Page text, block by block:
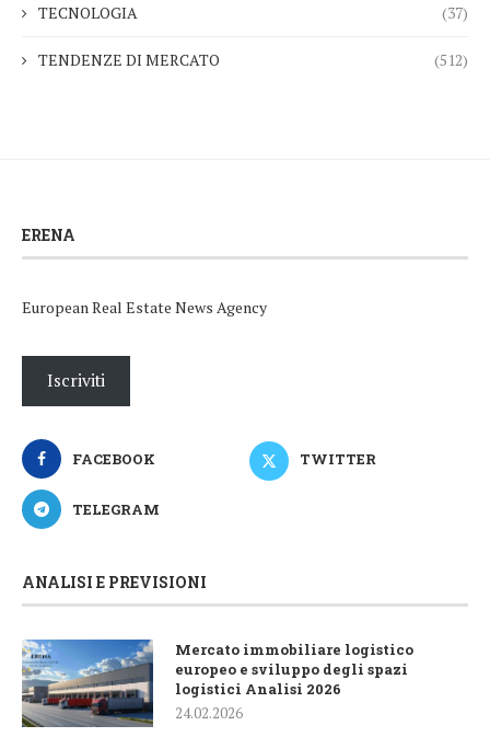
TECNOLOGIA (37)
TENDENZE DI MERCATO (512)
ERENA
European Real Estate News Agency
Iscriviti
FACEBOOK TWITTER
TELEGRAM
ANALISI E PREVISIONI
Mercato immobiliare logistico
europeo e sviluppo degli spazi
logistici Analisi 2026
24.02.2026